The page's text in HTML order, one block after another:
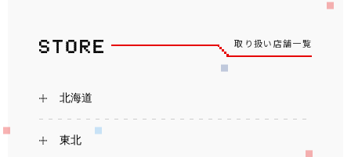
取り扱い店舗一覧
北海道
東北